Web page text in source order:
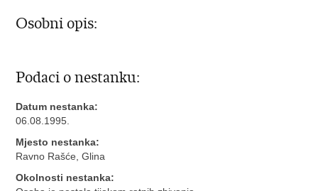
Osobni opis:
Podaci o nestanku:
Datum nestanka:
06.08.1995.
Mjesto nestanka:
Ravno Rašće, Glina
Okolnosti nestanka: